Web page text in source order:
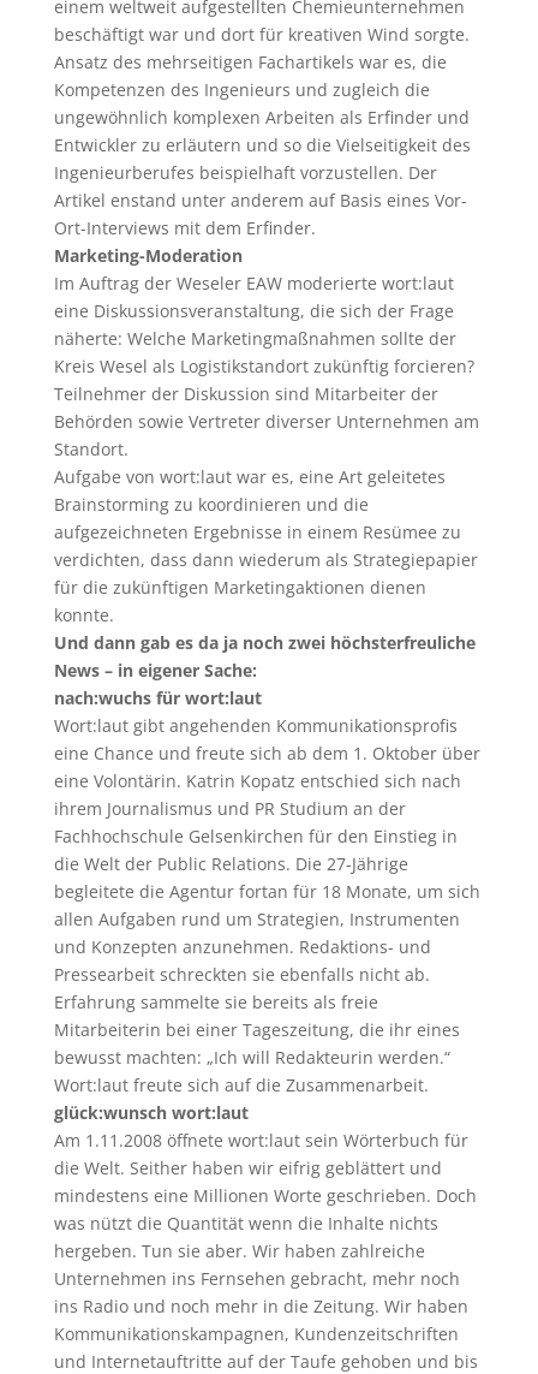
einem weltweit aufgestellten Chemieunternehmen
beschäftigt war und dort für kreativen Wind sorgte.
Ansatz des mehrseitigen Fachartikels war es, die
Kompetenzen des Ingenieurs und zugleich die
ungewöhnlich komplexen Arbeiten als Erfinder und
Entwickler zu erläutern und so die Vielseitigkeit des
Ingenieurberufes beispielhaft vorzustellen. Der
Artikel enstand unter anderem auf Basis eines Vor-
Ort-Interviews mit dem Erfinder.
Marketing-Moderation
Im Auftrag der Weseler EAW moderierte wort:laut
eine Diskussionsveranstaltung, die sich der Frage
näherte: Welche Marketingmaßnahmen sollte der
Kreis Wesel als Logistikstandort zukünftig forcieren?
Teilnehmer der Diskussion sind Mitarbeiter der
Behörden sowie Vertreter diverser Unternehmen am
Standort.
Aufgabe von wort:laut war es, eine Art geleitetes
Brainstorming zu koordinieren und die
aufgezeichneten Ergebnisse in einem Resümee zu
verdichten, dass dann wiederum als Strategiepapier
für die zukünftigen Marketingaktionen dienen
konnte.
Und dann gab es da ja noch zwei höchsterfreuliche
News – in eigener Sache:
nach:wuchs für wort:laut
Wort:laut gibt angehenden Kommunikationsprofis
eine Chance und freute sich ab dem 1. Oktober über
eine Volontärin. Katrin Kopatz entschied sich nach
ihrem Journalismus und PR Studium an der
Fachhochschule Gelsenkirchen für den Einstieg in
die Welt der Public Relations. Die 27-Jährige
begleitete die Agentur fortan für 18 Monate, um sich
allen Aufgaben rund um Strategien, Instrumenten
und Konzepten anzunehmen. Redaktions- und
Pressearbeit schreckten sie ebenfalls nicht ab.
Erfahrung sammelte sie bereits als freie
Mitarbeiterin bei einer Tageszeitung, die ihr eines
bewusst machten: „Ich will Redakteurin werden.“
Wort:laut freute sich auf die Zusammenarbeit.
glück:wunsch wort:laut
Am 1.11.2008 öffnete wort:laut sein Wörterbuch für
die Welt. Seither haben wir eifrig geblättert und
mindestens eine Millionen Worte geschrieben. Doch
was nützt die Quantität wenn die Inhalte nichts
hergeben. Tun sie aber. Wir haben zahlreiche
Unternehmen ins Fernsehen gebracht, mehr noch
ins Radio und noch mehr in die Zeitung. Wir haben
Kommunikationskampagnen, Kundenzeitschriften
und Internetauftritte auf der Taufe gehoben und bis